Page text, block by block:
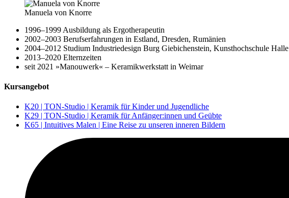
Manuela von Knorre
1996–1999 Ausbildung als Ergotherapeutin
2002–2003 Berufserfahrungen in Estland, Dresden, Rumänien
2004–2012 Studium Industriedesign Burg Giebichenstein, Kunsthochschule Halle
2013–2020 Elternzeiten
seit 2021 »Manouwerk« – Keramikwerkstatt in Weimar
Kursangebot
K20 | TON-Studio | Keramik für Kinder und Jugendliche
K29 | TON-Studio | Keramik für Anfänger:innen und Geübte
K65 | Intuitives Malen | Eine Reise zu unseren inneren Bildern